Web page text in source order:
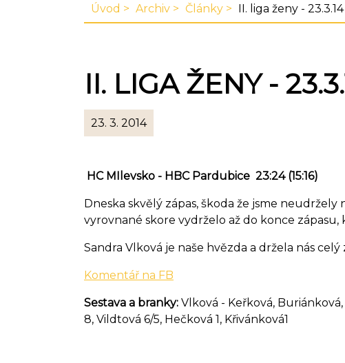
Úvod Archiv Články II. liga ženy - 23.3.14
II. LIGA ŽENY -
23. 3. 2014
HC MIlevsko - HBC Pardubice 23:24 (15:16)
Dneska skvělý zápas, škoda že jsme
vyrovnané skore vydrželo až do konce
Sandra Vlková je naše hvězda a držela nás celý
Komentář na FB
Sestava a branky: Vlková - Keřková, Buriánková,
8, Vildtová 6/5, Hečková 1, Křivánková1